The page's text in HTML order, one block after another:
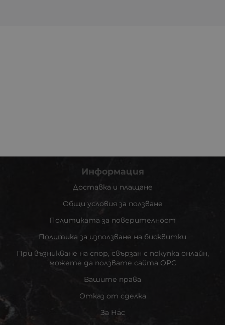
Информация
Доставка и плащане
Общи условия за ползване
Политиката за поверителност
Политика за използване на бисквитки
При възникване на спор, свързан с покупка онлайн,
можете да ползвате сайта ОРС
Вашите права
Отказ от сделка
За Нас